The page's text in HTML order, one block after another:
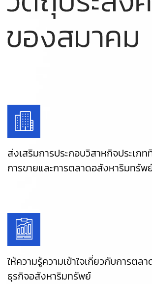
ส่งเสริมการประกอบวิสาหกิจประเภ
การขายและการตลาดอสังหาริมทรัพ
ให้ความรู้ความเข้าใจเกี่ยวกับการตล
ธุรกิจอสังหาริมทรัพย์